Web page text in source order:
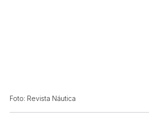
Foto: Revista Náutica